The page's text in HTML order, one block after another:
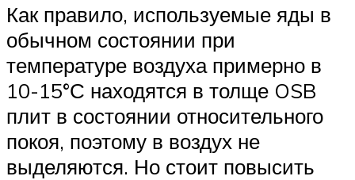
Как правило, используемые яды в
обычном состоянии при
температуре воздуха примерно в
10-15°С находятся в толще OSB
плит в состоянии относительного
покоя, поэтому в воздух не
выделяются. Но стоит повысить